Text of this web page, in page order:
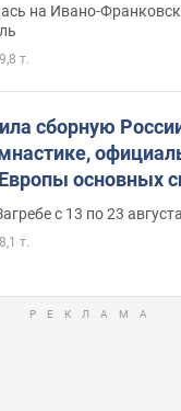
на Ивано-
9,8 т.
сборную
основных
с 13 по 23 августа
8,1 т.